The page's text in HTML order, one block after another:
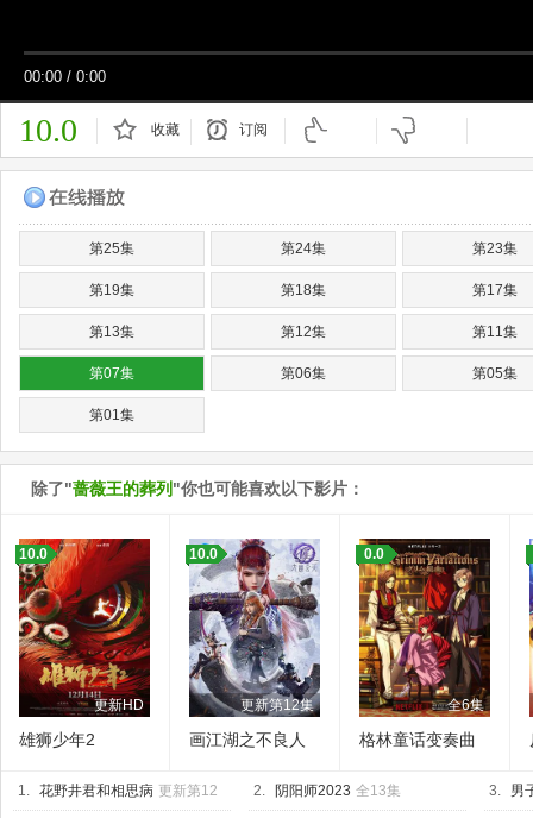
00:00 / 0:00
10.0 收藏 订阅
第25集 第24集 第23集
第19集 第18集 第17集
第13集 第12集 第11集
第07集 第06集 第05集
第01集
除了"蔷薇王的葬列 "你也可能喜欢以下影片：
更新HD
10.0
雄狮少年2
更新第12集
10.0
画江湖之不良人
全6集
0.0
格林童话变奏曲
1. 花野井君和相思病 更新第12 2. 阴阳师2023 全13集 3. 男